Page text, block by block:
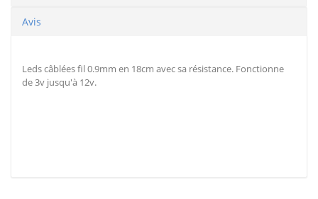
Avis
Leds câblées fil 0.9mm en 18cm avec sa résistance. Fonctionne
de 3v jusqu'à 12v.